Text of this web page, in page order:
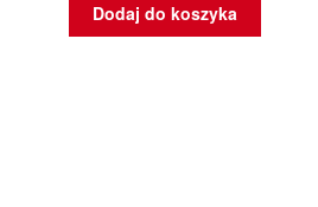
Dodaj do koszyka